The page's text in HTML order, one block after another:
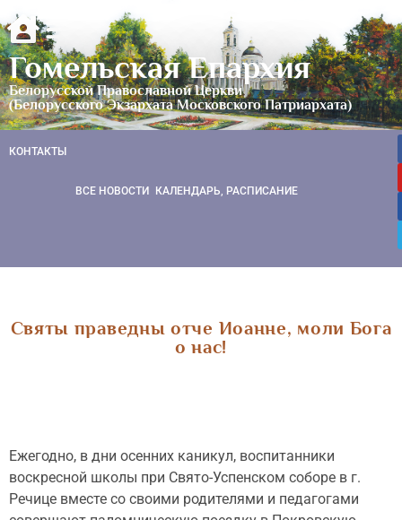
Гомельская Епархия
Белорусской Православной Церкви
(Белорусского Экзархата Московского Патриархата)
КОНТАКТЫ
ВСЕ НОВОСТИ КАЛЕНДАРЬ, РАСПИСАНИЕ
Святы праведны отче Иоанне, моли Бога
о нас!
Ежегодно, в дни осенних каникул, воспитанники
воскресной школы при Свято-Успенском соборе в г.
Речице вместе со своими родителями и педагогами